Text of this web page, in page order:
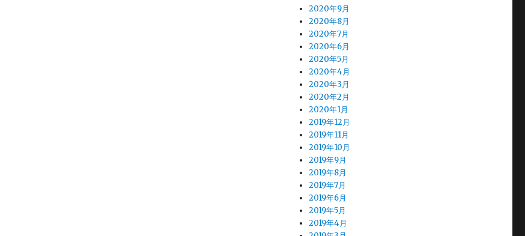
2020年9月
2020年8月
2020年7月
2020年6月
2020年5月
2020年4月
2020年3月
2020年2月
2020年1月
2019年12月
2019年11月
2019年10月
2019年9月
2019年8月
2019年7月
2019年6月
2019年5月
2019年4月